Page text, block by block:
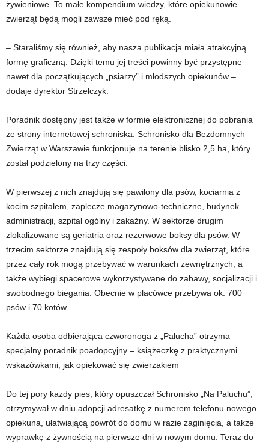
żywieniowe. To małe kompendium wiedzy, które opiekunowie
zwierząt będą mogli zawsze mieć pod ręką.
– Staraliśmy się również, aby nasza publikacja miała atrakcyjną
formę graficzną. Dzięki temu jej treści powinny być przystępne
nawet dla początkujących „psiarzy” i młodszych opiekunów –
dodaje dyrektor Strzelczyk.
Poradnik dostępny jest także w formie elektronicznej do pobrania
ze strony internetowej schroniska. Schronisko dla Bezdomnych
Zwierząt w Warszawie funkcjonuje na terenie blisko 2,5 ha, który
został podzielony na trzy części.
W pierwszej z nich znajdują się pawilony dla psów, kociarnia z
kocim szpitalem, zaplecze magazynowo-techniczne, budynek
administracji, szpital ogólny i zakaźny. W sektorze drugim
zlokalizowane są geriatria oraz rezerwowe boksy dla psów. W
trzecim sektorze znajdują się zespoły boksów dla zwierząt, które
przez cały rok mogą przebywać w warunkach zewnętrznych, a
także wybiegi spacerowe wykorzystywane do zabawy, socjalizacji i
swobodnego biegania. Obecnie w placówce przebywa ok. 700
psów i 70 kotów.
Każda osoba odbierająca czworonoga z „Palucha” otrzyma
specjalny poradnik poadopcyjny – książeczkę z praktycznymi
wskazówkami, jak opiekować się zwierzakiem
Do tej pory każdy pies, który opuszczał Schronisko „Na Paluchu”,
otrzymywał w dniu adopcji adresatkę z numerem telefonu nowego
opiekuna, ułatwiającą powrót do domu w razie zaginięcia, a także
wyprawkę z żywnością na pierwsze dni w nowym domu. Teraz do